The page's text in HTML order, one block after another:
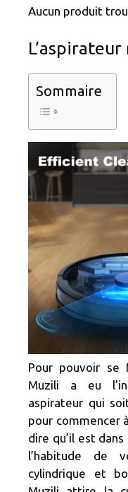
Aucun produit
Sommaire
Pour pouvoir se
Muzili a eu
aspirateur qui
pour commencer
dire qu’il est dans
l’habitude de
cylindrique et